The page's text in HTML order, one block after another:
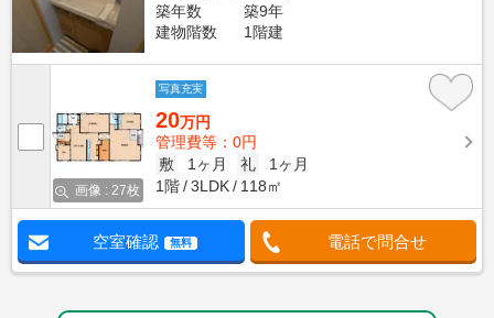
築年数
築9年
建物階数
1階建
画像 : 27枚
写真充実
20万円
管理費等：0円
敷
1ヶ月 礼
1ヶ月
1階
3LDK 118㎡
空室確認 無料 電話で問合せ